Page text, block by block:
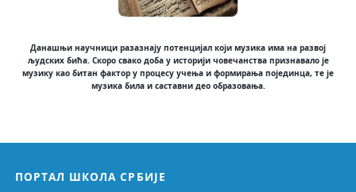
Данашњи научници разазнају потенцијал који музика има на развој
људских бића. Скоро свако доба у историји човечанства признавало је
музику као битан фактор у процесу учења и формирања појединца, те је
музика била и саставни део образовања.
ПОРТАЛ ШКОЛА СРБИЈЕ